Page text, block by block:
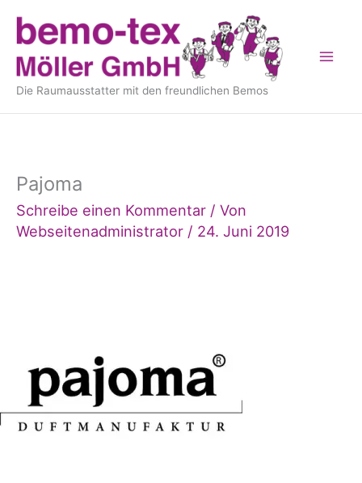
springen
Inhalt
springen
Die Raumausstatter mit den freundlichen Bemos
Pajoma
Schreibe einen Kommentar / Von
Webseitenadministrator / 24. Juni 2019